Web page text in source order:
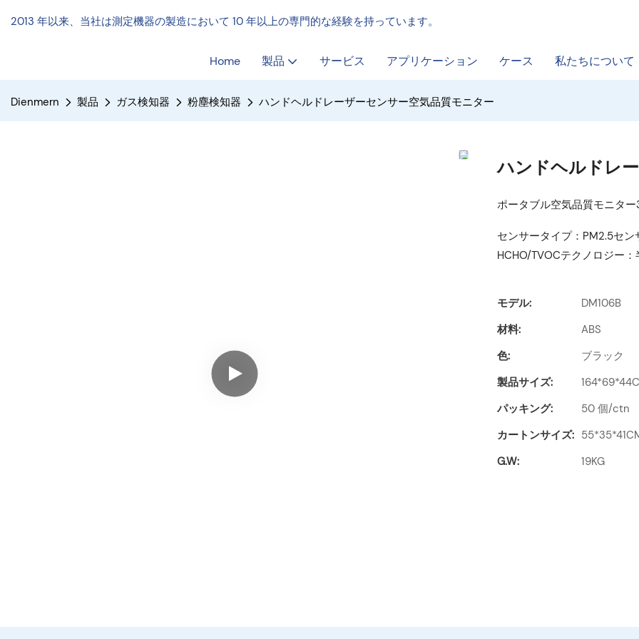
2013 年以来、当社は測定機器の製造において 10 年以上の専門的な経験を持っています。
Home 製品 サービス アプリケーション ケース 私たちについて
Dienmern 製品 ガス検知器 粉塵検知器 ハンドヘルドレーザーセンサー空気品質モニター
ハンドヘルドレ
ポータブル空気品質モニター
センサータイプ：PM2.5セ
HCHO/TVOCテクノロジー
モデル:
DM106B
材料:
ABS
色:
ブラック
製品サイズ:
パッキング:
50 個/ctn
カートンサイズ:
G.W:
19KG